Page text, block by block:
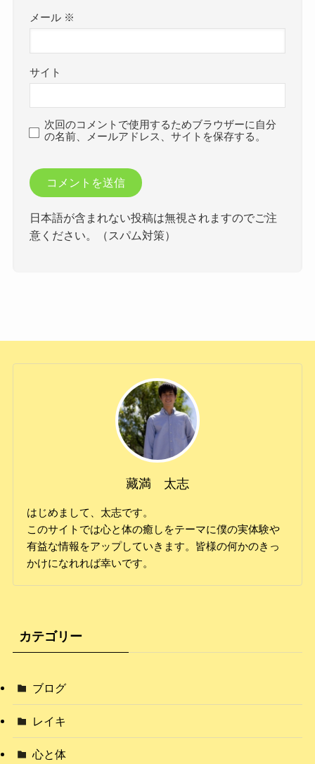
メール ※
サイト
次回のコメントで使用するためブラウザーに自分
の名前、メールアドレス、サイトを保存する。
日本語が含まれない投稿は無視されますのでご注
意ください。（スパム対策）
藏満 太志
はじめまして、太志です。
このサイトでは心と体の癒しをテーマに僕の実体験や
有益な情報をアップしていきます。皆様の何かのきっ
かけになれれば幸いです。
カテゴリー
ブログ
レイキ
心と体